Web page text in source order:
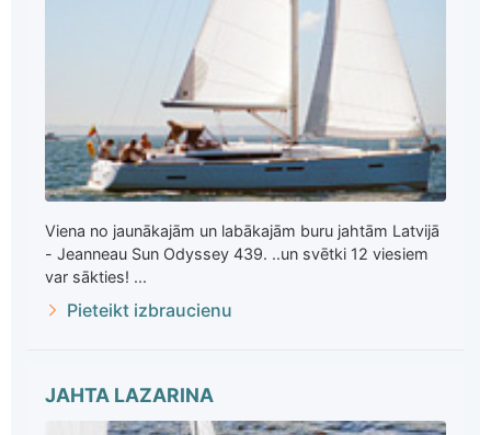
Viena no jaunākajām un labākajām buru jahtām Latvijā
- Jeanneau Sun Odyssey 439. ..un svētki 12 viesiem
var sākties! ...
Pieteikt izbraucienu
JAHTA LAZARINA